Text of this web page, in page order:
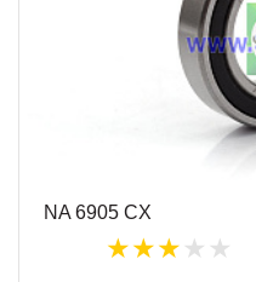
NA 6905 CX